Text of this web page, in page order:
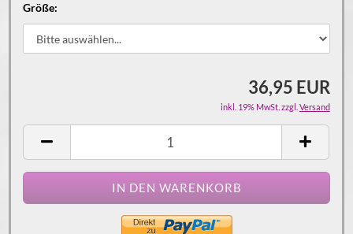
Größe:
36,95 EUR
inkl. 19% MwSt. zzgl. Versand